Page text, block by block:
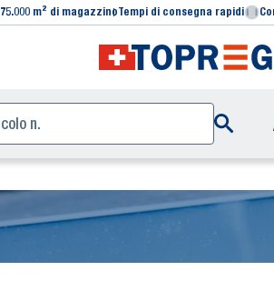
75.000 m² di magazzinoTempi di consegna rapidi